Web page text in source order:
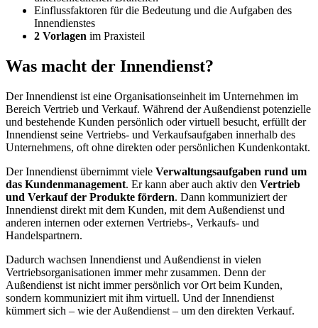
Einflussfaktoren für die Bedeutung und die Aufgaben des
Innendienstes
2 Vorlagen im Praxisteil
Was macht der Innendienst?
Der Innendienst ist eine Organisationseinheit im Unternehmen im
Bereich Vertrieb und Verkauf. Während der Außendienst potenzielle
und bestehende Kunden persönlich oder virtuell besucht, erfüllt der
Innendienst seine Vertriebs- und Verkaufsaufgaben innerhalb des
Unternehmens, oft ohne direkten oder persönlichen Kundenkontakt.
Der Innendienst übernimmt viele Verwaltungsaufgaben rund um
das Kundenmanagement. Er kann aber auch aktiv den Vertrieb
und Verkauf der Produkte fördern. Dann kommuniziert der
Innendienst direkt mit dem Kunden, mit dem Außendienst und
anderen internen oder externen Vertriebs-, Verkaufs- und
Handelspartnern.
Dadurch wachsen Innendienst und Außendienst in vielen
Vertriebsorganisationen immer mehr zusammen. Denn der
Außendienst ist nicht immer persönlich vor Ort beim Kunden,
sondern kommuniziert mit ihm virtuell. Und der Innendienst
kümmert sich – wie der Außendienst – um den direkten Verkauf.